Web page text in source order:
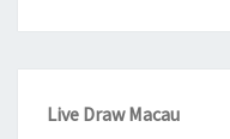
Live Draw Macau